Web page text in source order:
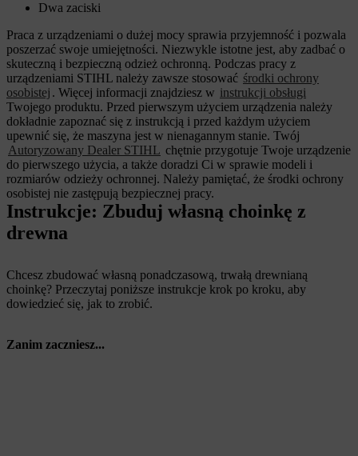
Dwa zaciski
Praca z urządzeniami o dużej mocy sprawia przyjemność i pozwala
poszerzać swoje umiejętności. Niezwykle istotne jest, aby zadbać o
skuteczną i bezpieczną odzież ochronną. Podczas pracy z
urządzeniami STIHL należy zawsze stosować środki ochrony
osobistej . Więcej informacji znajdziesz w instrukcji obsługi
Twojego produktu. Przed pierwszym użyciem urządzenia należy
dokładnie zapoznać się z instrukcją i przed każdym użyciem
upewnić się, że maszyna jest w nienagannym stanie. Twój
Autoryzowany Dealer STIHL chętnie przygotuje Twoje urządzenie
do pierwszego użycia, a także doradzi Ci w sprawie modeli i
rozmiarów odzieży ochronnej. Należy pamiętać, że środki ochrony
osobistej nie zastępują bezpiecznej pracy.
Instrukcje: Zbuduj własną choinkę z
drewna
Chcesz zbudować własną ponadczasową, trwałą drewnianą
choinkę? Przeczytaj poniższe instrukcje krok po kroku, aby
dowiedzieć się, jak to zrobić.
Zanim zaczniesz...